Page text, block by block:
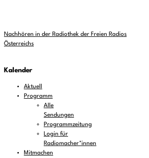
Nachhören in der Radiothek der Freien Radios
Österreichs
Kalender
Aktuell
Programm
Alle
Sendungen
Programmzeitung
Login für
Radiomacher*innen
Mitmachen